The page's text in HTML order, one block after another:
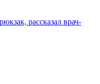
рассказал врач-